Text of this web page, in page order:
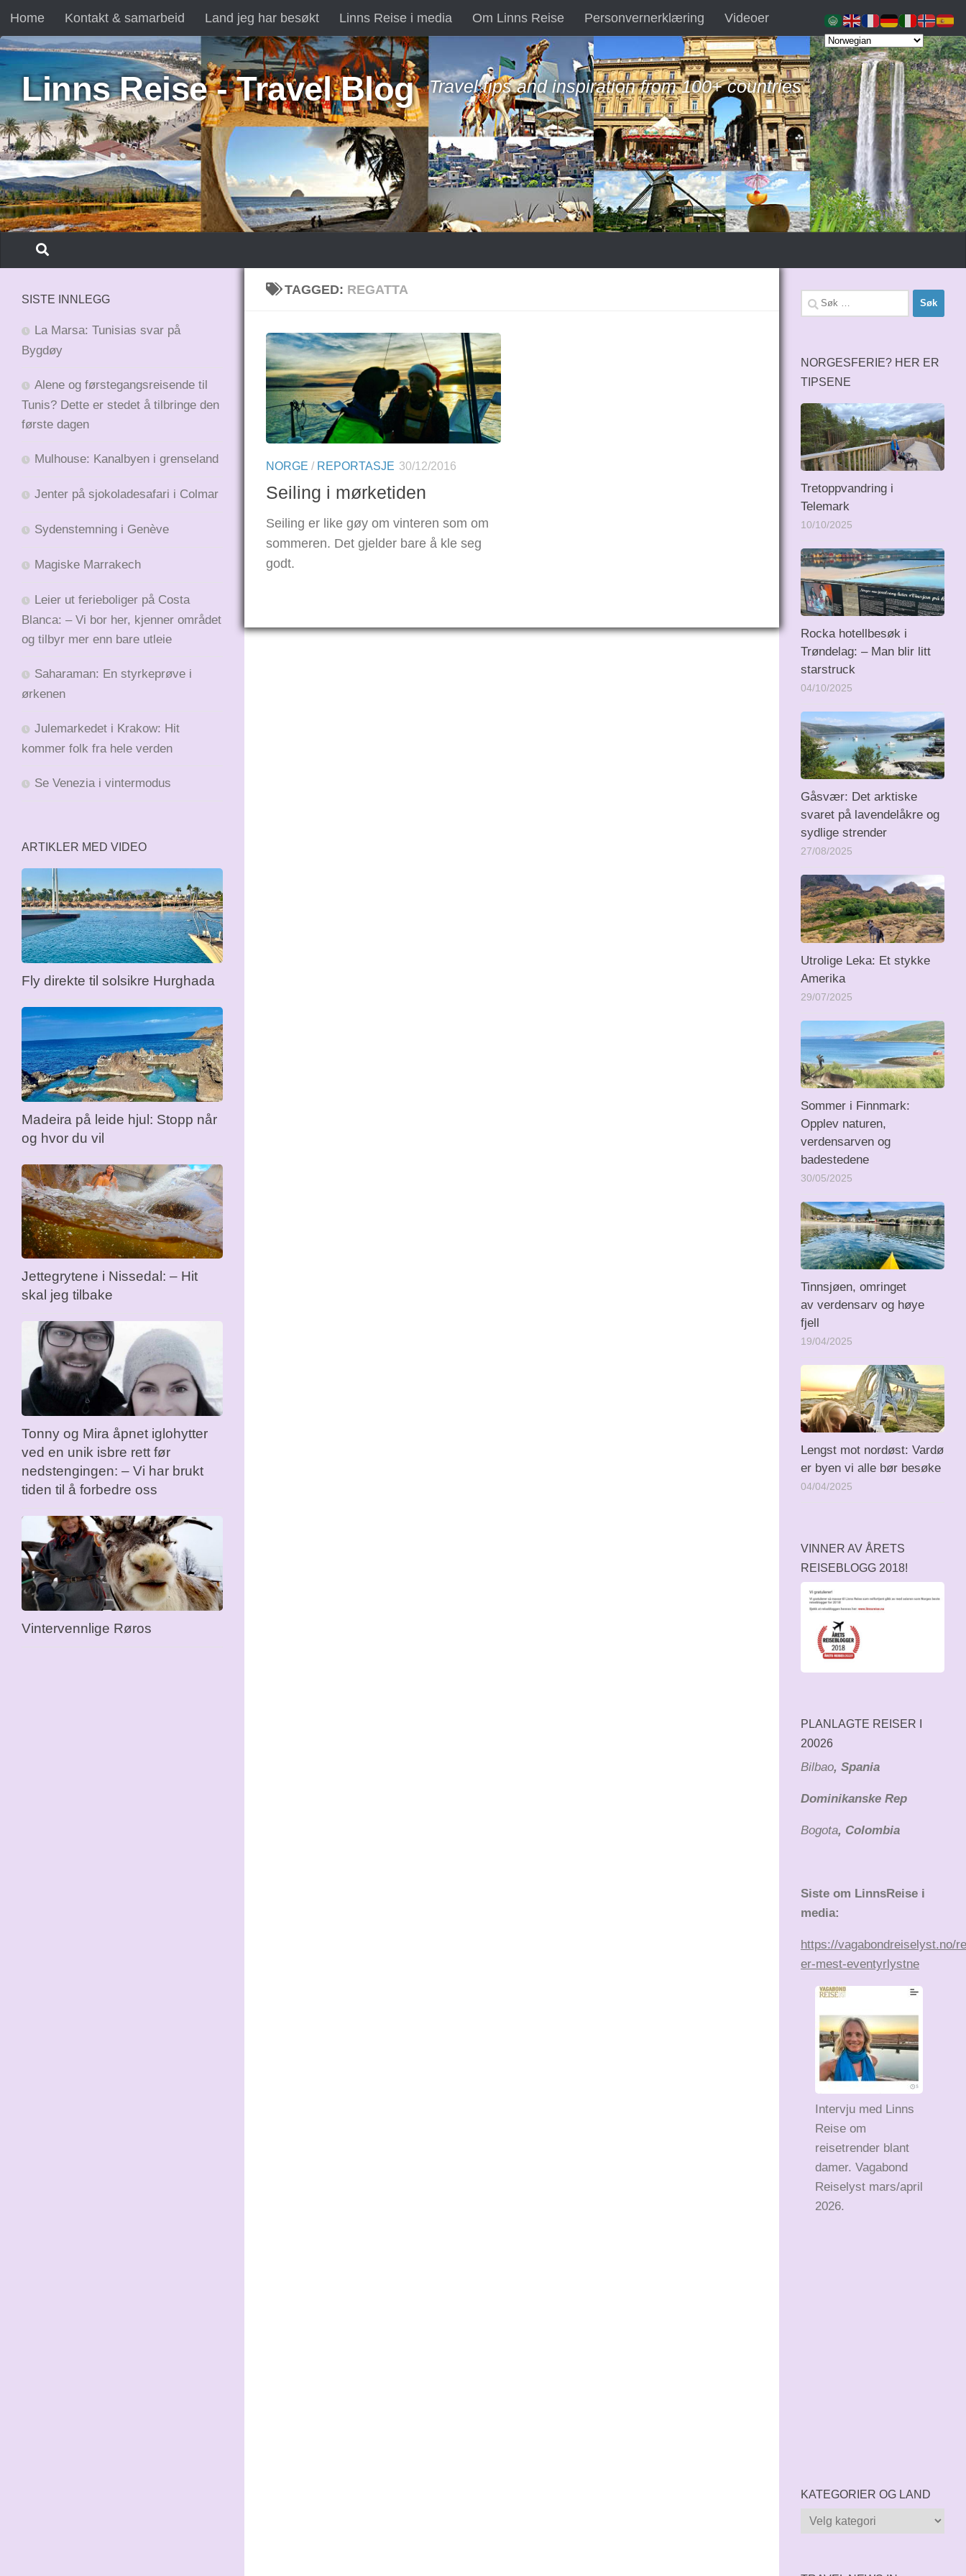
Skip to content
Home Kontakt & samarbeid Land jeg har besøkt Linns Reise i media Om Linns Reise Personvernerklæring Videoer
Linns Reise - Travel Blog Travel tips and inspiration from 100+ countries
TAGGED: REGATTA
NORGE / REPORTASJE 30/12/2016
Seiling i mørketiden
Seiling er like gøy om vinteren som om
sommeren. Det gjelder bare å kle seg
godt.
SISTE INNLEGG
La Marsa: Tunisias svar på
Bygdøy
Alene og førstegangsreisende til
Tunis? Dette er stedet å tilbringe den
første dagen
Mulhouse: Kanalbyen i grenseland
Jenter på sjokoladesafari i Colmar
Sydenstemning i Genève
Magiske Marrakech
Leier ut ferieboliger på Costa
Blanca: – Vi bor her, kjenner området
og tilbyr mer enn bare utleie
Saharaman: En styrkeprøve i
ørkenen
Julemarkedet i Krakow: Hit
kommer folk fra hele verden
Se Venezia i vintermodus
ARTIKLER MED VIDEO
Fly direkte til solsikre Hurghada
Madeira på leide hjul: Stopp når
og hvor du vil
Jettegrytene i Nissedal: – Hit
skal jeg tilbake
Tonny og Mira åpnet iglohytter
ved en unik isbre rett før
nedstengingen: – Vi har brukt
tiden til å forbedre oss
Vintervennlige Røros
Søk
etter:
NORGESFERIE? HER ER
TIPSENE
Tretoppvandring i
Telemark
10/10/2025
Rocka hotellbesøk i
Trøndelag: – Man blir litt
starstruck
04/10/2025
Gåsvær: Det arktiske
svaret på lavendelåkre og
sydlige strender
27/08/2025
Utrolige Leka: Et stykke
Amerika
29/07/2025
Sommer i Finnmark:
Opplev naturen,
verdensarven og
badestedene
30/05/2025
Tinnsjøen, omringet
av verdensarv og høye
fjell
19/04/2025
Lengst mot nordøst: Vardø
er byen vi alle bør besøke
04/04/2025
VINNER AV ÅRETS
REISEBLOGG 2018!
PLANLAGTE REISER I
20026
Bilbao, Spania
Dominikanske Rep
Bogota, Colombia
Siste om LinnsReise i
media:
https://vagabondreiselyst.no/
er-mest-eventyrlystne
Intervju med Linns
Reise om
reisetrender blant
damer. Vagabond
Reiselyst mars/april
2026.
KATEGORIER OG LAND
Kategorier